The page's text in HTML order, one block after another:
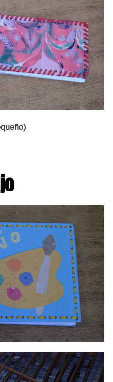
(pequeño)